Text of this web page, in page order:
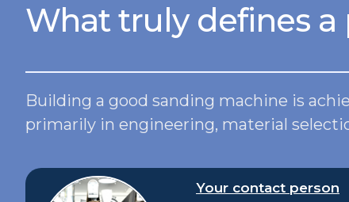
What truly defines
Building a good sanding machine is
primarily in engineering, material
Your contact person